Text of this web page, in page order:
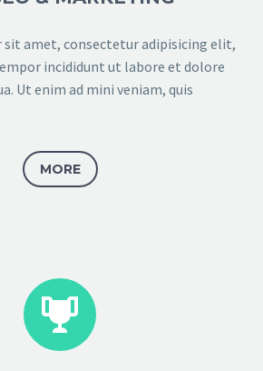
sit amet, consectetur adipisicing elit,
incididunt ut labore et dolore
Ut enim ad mini veniam, quis
MORE

